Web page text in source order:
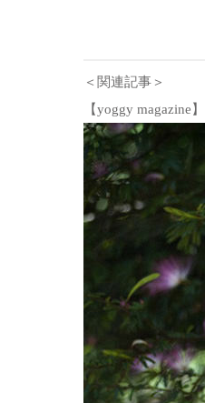
＜関連記事＞
【yoggy magazine】